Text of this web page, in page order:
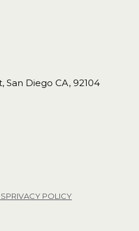
San Diego CA, 92104
PRIVACY POLICY